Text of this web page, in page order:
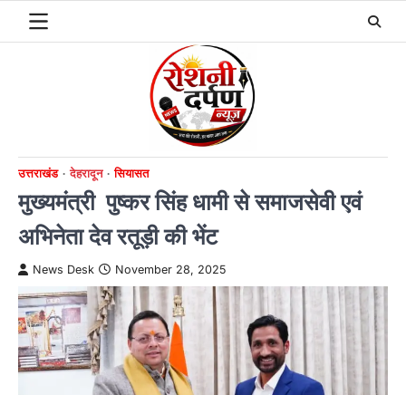
उत्तराखंड देहरादून सियासत
मुख्यमंत्री पुष्कर सिंह धामी से समाजसेवी एवं
अभिनेता देव रतूड़ी की भेंट
News Desk November 28, 2025